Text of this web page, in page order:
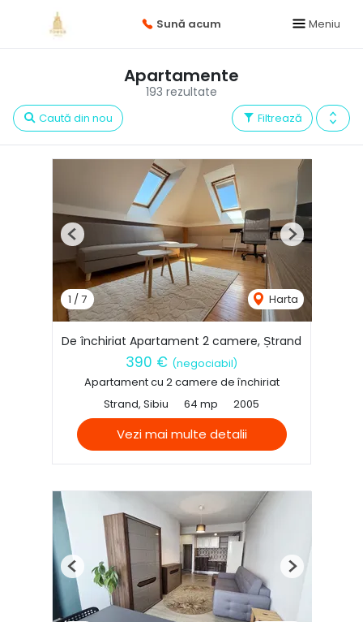
Sună acum Meniu
193 rezultate
Apartamente
Filtrează
Caută din nou
1 /7 Harta
Previous Next
De închiriat Apartament 2 camere, Ștrand
390 € (negociabil)
Apartament cu 2 camere de închiriat
Strand, Sibiu
64 mp 2005
Vezi mai multe detalii
Previous Next